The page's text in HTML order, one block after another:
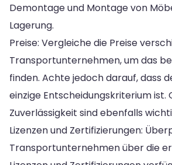
Demontage und Montage von
Lagerung.
Preise: Vergleiche die Preise
Transportunternehmen, um das
finden. Achte jedoch darauf, dass
einzige Entscheidungskriterium ist.
Zuverlässigkeit sind ebenfalls
Lizenzen und Zertifizierungen:
Transportunternehmen über die